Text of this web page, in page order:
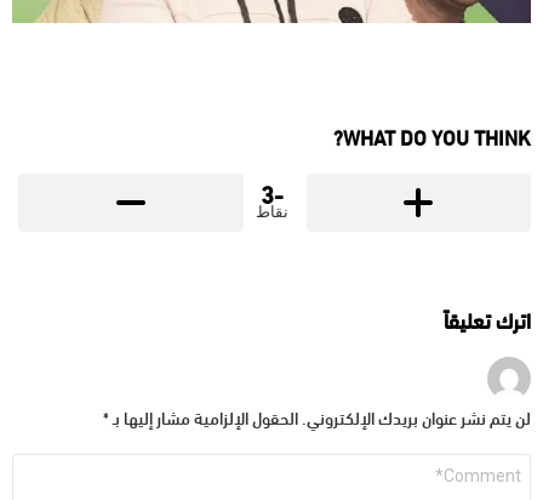
WHAT DO YOU THINK?
-3
نقاط
اترك تعليقاً
لن يتم نشر عنوان بريدك الإلكتروني. الحقول الإلزامية مشار إليها بـ *
التعليق